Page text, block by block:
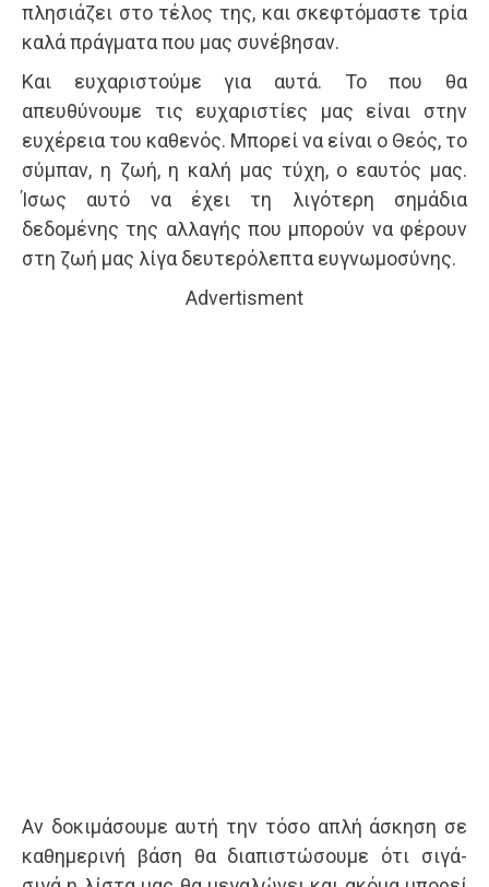
πλησιάζει στο τέλος της, και σκεφτόμαστε τρία
καλά πράγματα που μας συνέβησαν.
Και ευχαριστούμε για αυτά. Το που θα
απευθύνουμε τις ευχαριστίες μας είναι στην
ευχέρεια του καθενός. Μπορεί να είναι ο Θεός, το
σύμπαν, η ζωή, η καλή μας τύχη, ο εαυτός μας.
Ίσως αυτό να έχει τη λιγότερη σημάδια
δεδομένης της αλλαγής που μπορούν να φέρουν
στη ζωή μας λίγα δευτερόλεπτα ευγνωμοσύνης.
Advertisment
Αν δοκιμάσουμε αυτή την τόσο απλή άσκηση σε
καθημερινή βάση θα διαπιστώσουμε ότι σιγά-